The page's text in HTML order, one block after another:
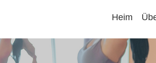
Heim